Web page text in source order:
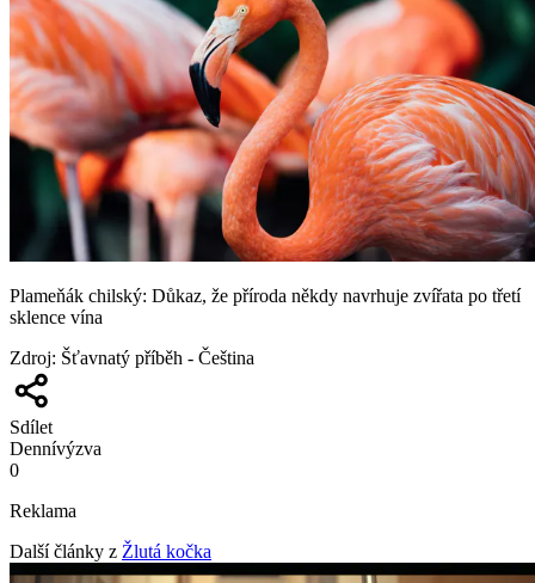
Plameňák chilský: Důkaz, že příroda někdy navrhuje zvířata po třetí
sklence vína
Zdroj: Šťavnatý příběh - Čeština
Sdílet
Dennívýzva
0
Reklama
Další články z Žlutá kočka